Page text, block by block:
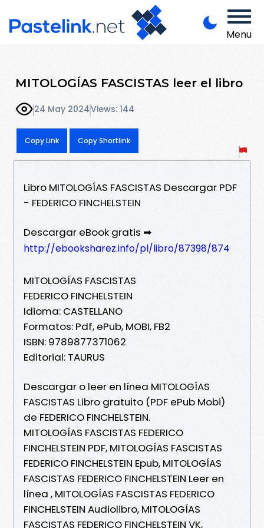
Menu
MITOLOGÍAS FASCISTAS leer el libro
24 May 2024Views: 144
Copy Link Copy Shortlink
Libro MITOLOGÍAS FASCISTAS Descargar PDF
- FEDERICO FINCHELSTEIN
Descargar eBook gratis ➡
http://ebooksharez.info/pl/libro/87398/874
MITOLOGÍAS FASCISTAS
FEDERICO FINCHELSTEIN
Idioma: CASTELLANO
Formatos: Pdf, ePub, MOBI, FB2
ISBN: 9789877371062
Editorial: TAURUS
Descargar o leer en línea MITOLOGÍAS
FASCISTAS Libro gratuito (PDF ePub Mobi)
de FEDERICO FINCHELSTEIN.
MITOLOGÍAS FASCISTAS FEDERICO
FINCHELSTEIN PDF, MITOLOGÍAS FASCISTAS
FEDERICO FINCHELSTEIN Epub, MITOLOGÍAS
FASCISTAS FEDERICO FINCHELSTEIN Leer en
línea , MITOLOGÍAS FASCISTAS FEDERICO
FINCHELSTEIN Audiolibro, MITOLOGÍAS
FASCISTAS FEDERICO FINCHELSTEIN VK,